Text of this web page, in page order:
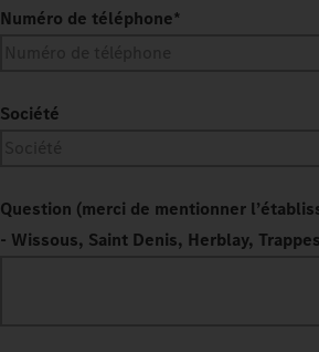
Numéro de téléphone*
Société
Question (merci de mentionner
- Wissous, Saint Denis, Herblay,